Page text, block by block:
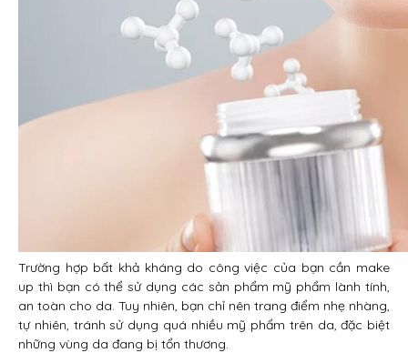
Trường hợp bất khả kháng do công việc của bạn cần make
up thì bạn có thể sử dụng các sản phẩm mỹ phẩm lành tính,
an toàn cho da. Tuy nhiên, bạn chỉ nên trang điểm nhẹ nhàng,
tự nhiên, tránh sử dụng quá nhiều mỹ phẩm trên da, đặc biệt
những vùng da đang bị tổn thương.